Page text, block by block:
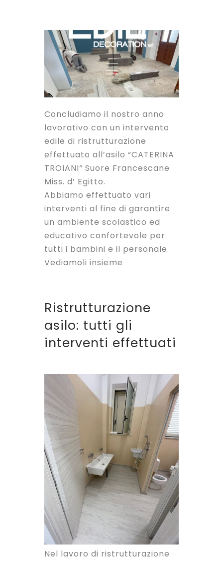
Concludiamo il nostro anno
lavorativo con un intervento
edile di ristrutturazione
effettuato all’asilo “CATERINA
TROIANI“ Suore Francescane
Miss. d’ Egitto.
Abbiamo effettuato vari
interventi al fine di garantire
un ambiente scolastico ed
educativo confortevole per
tutti i bambini e il personale.
Vediamoli insieme
Ristrutturazione
asilo: tutti gli
interventi effettuati
Nel lavoro di ristrutturazione